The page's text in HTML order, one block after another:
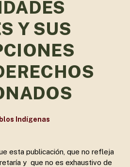
Y SUS
Indígenas
esta publicación, que no refleja
y que no es exhaustivo de